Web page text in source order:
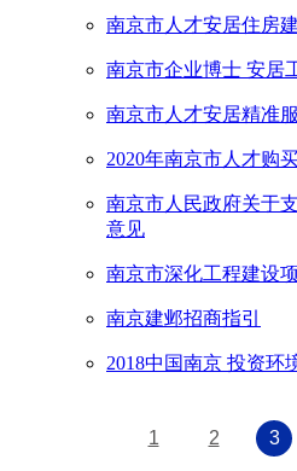
南京市人才安居住房
南京市企业博士 安居
南京市人才安居精准
2020年南京市人才购
南京市人民政府关于
意见
南京市深化工程建设
南京建邺招商指引
2018中国南京 投资环
1 2 3